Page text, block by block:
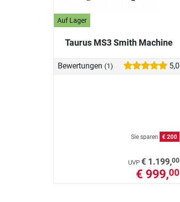
Auf Lager
Taurus MS3 Smith Machine
Bewertungen (1) 5,0
Sie sparen € 200
UVP € 1.199,00
€ 999,00